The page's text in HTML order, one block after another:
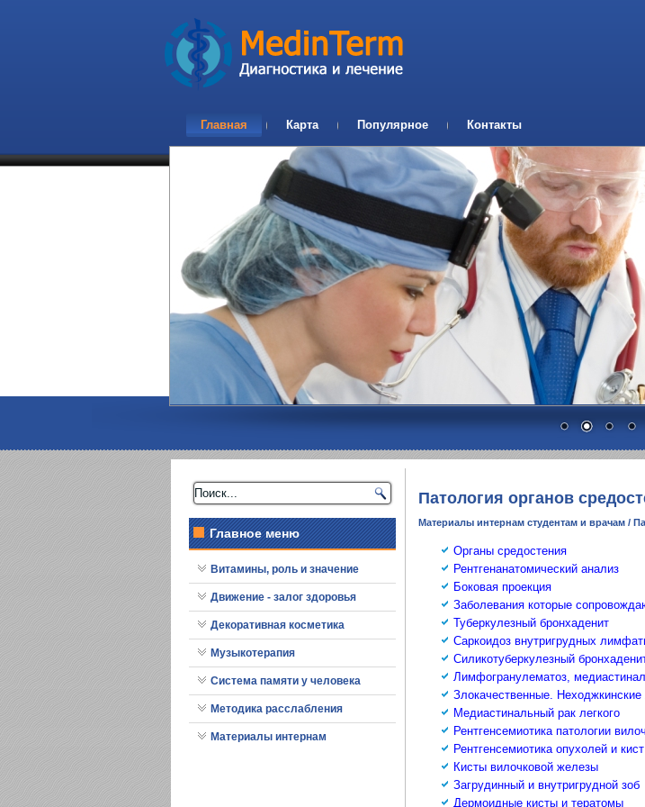
Главная Карта Популярное Контакты
Главное меню
Витамины, роль и значение
Движение - залог здоровья
Декоративная косметика
Музыкотерапия
Система памяти у человека
Методика расслабления
Материалы интернам
Патология органов
Материалы интернам студентам и врачам /
Органы средостения
Рентгенанатомический анализ
Боковая проекция
Заболевания которые
Туберкулезный бронхаденит
Саркоидоз внутригрудных
Силикотуберкулезный
Лимфогранулематоз,
Злокачественные.
Медиастинальный рак легкого
Рентгенсемиотика патологии
Рентгенсемиотика опухолей и
Кисты вилочковой железы
Загрудинный и внутригрудной зоб
Дермоидные кисты и тератомы